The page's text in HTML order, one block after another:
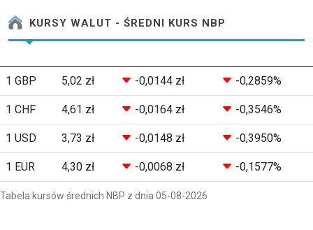
KURSY WALUT - ŚREDNI KURS NBP
Tabela kursów średnich NBP z dnia 05-08-2026
1 GBP 5,02 zł -0,0144 zł -0,2859%
1 CHF 4,61 zł -0,0164 zł -0,3546%
1 USD 3,73 zł -0,0148 zł -0,3950%
1 EUR 4,30 zł -0,0068 zł -0,1577%